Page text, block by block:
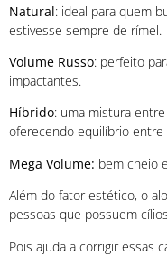
Natural: ideal para quem
estivesse sempre de rímel.
Volume Russo: perfeito
impactantes.
Híbrido: uma mistura
oferecendo equilíbrio entre
Mega Volume: bem cheio
Além do fator estético, o
pessoas que possuem
Pois ajuda a corrigir essas